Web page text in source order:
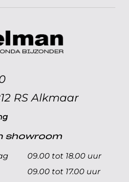
RS Alkmaar
showroom
09.00 tot 18.00 uur
09.00 tot 17.00 uur